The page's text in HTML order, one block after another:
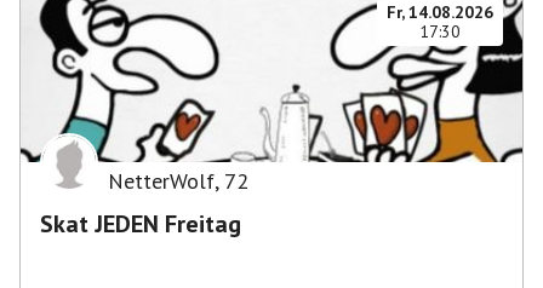
Fr, 14.08.2026
17:30
NetterWolf, 72
Skat JEDEN Freitag